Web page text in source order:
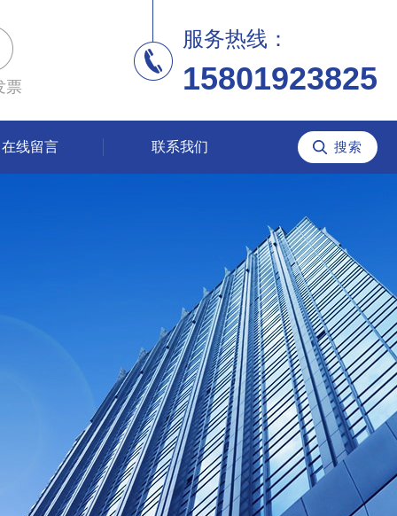
票
服务热线：
15801923825
在线留言 联系我们